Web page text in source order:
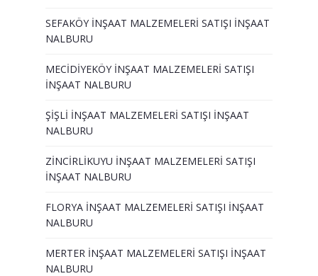
SEFAKÖY İNŞAAT MALZEMELERİ SATIŞI İNŞAAT
NALBURU
MECİDİYEKÖY İNŞAAT MALZEMELERİ SATIŞI
İNŞAAT NALBURU
ŞİŞLİ İNŞAAT MALZEMELERİ SATIŞI İNŞAAT
NALBURU
ZİNCİRLİKUYU İNŞAAT MALZEMELERİ SATIŞI
İNŞAAT NALBURU
FLORYA İNŞAAT MALZEMELERİ SATIŞI İNŞAAT
NALBURU
MERTER İNŞAAT MALZEMELERİ SATIŞI İNŞAAT
NALBURU